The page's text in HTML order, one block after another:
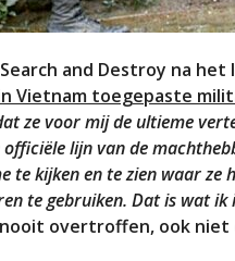
and Destroy na
Vietnam toegepaste
ze voor mij de ultieme
lijn van de
te kijken en te zien waar
te gebruiken. Dat is wat ik
overtroffen, ook niet